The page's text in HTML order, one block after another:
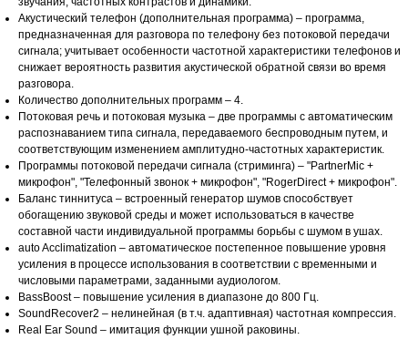
Акустический телефон (дополнительная программа) – программа,
предназначенная для разговора по телефону без потоковой передачи
сигнала; учитывает особенности частотной характеристики телефонов и
снижает вероятность развития акустической обратной связи во время
разговора.
Количество дополнительных программ – 4.
Потоковая речь и потоковая музыка – две программы с автоматическим
распознаванием типа сигнала, передаваемого беспроводным путем, и
соответствующим изменением амплитудно-частотных характеристик.
Программы потоковой передачи сигнала (стриминга) – "PartnerMic +
микрофон", "Телефонный звонок + микрофон", "RogerDirect + микрофон".
Баланс тиннитуса – встроенный генератор шумов способствует
обогащению звуковой среды и может использоваться в качестве
составной части индивидуальной программы борьбы с шумом в ушах.
auto Acclimatization – автоматическое постепенное повышение уровня
усиления в процессе использования в соответствии с временными и
числовыми параметрами, заданными аудиологом.
BassBoost – повышение усиления в диапазоне до 800 Гц.
SoundRecover2 – нелинейная (в т.ч. адаптивная) частотная компрессия.
Real Ear Sound – имитация функции ушной раковины.